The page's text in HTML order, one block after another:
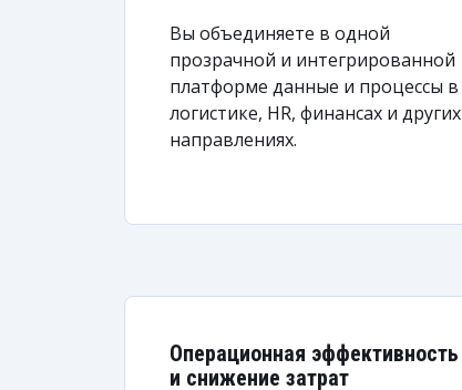
Вы объединяете в одной
прозрачной и интегрированной
платформе данные и процессы в
логистике, HR, финансах и других
направлениях.
Операционная эффективность
и снижение затрат